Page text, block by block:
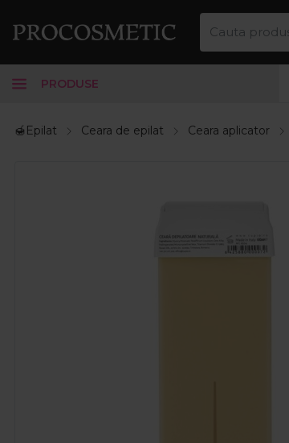
PRODUSE
🍯Epilat Ceara de epilat Ceara aplicator